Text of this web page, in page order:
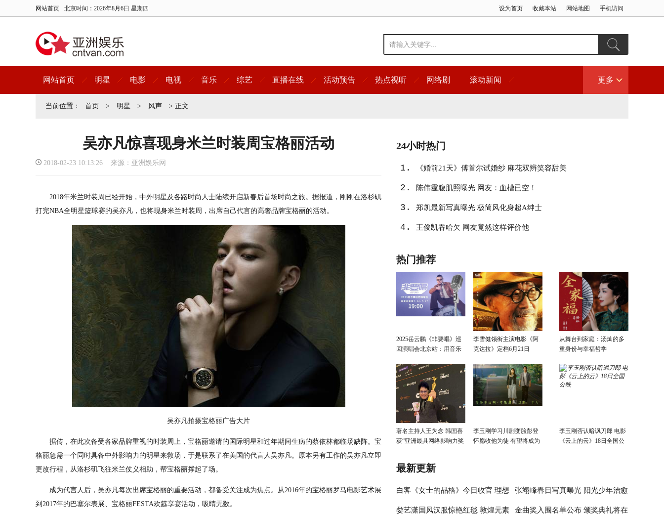
网站首页 北京时间： 2026年8月6日 星期四 设为首页 收藏本站 网站地图 手机访问
网站首页 明星 电影 电视 音乐 综艺 直播在线 活动预告 热点视听 网络剧 滚动新闻 更多
当前位置： 首页 > 明星 > 风声 > 正文
吴亦凡惊喜现身米兰时装周宝格丽活动
2018-02-23 10:13:26 来源：亚洲娱乐网
2018年米兰时装周已经开始，中外明星及各路时尚人士陆续开启新春后首场时尚之旅。据报道，刚刚在洛杉矶
打完NBA全明星篮球赛的吴亦凡，也将现身米兰时装周，出席自己代言的高奢品牌宝格丽的活动。
吴亦凡拍摄宝格丽广告大片
据传，在此次备受各家品牌重视的时装周上，宝格丽邀请的国际明星和过年期间生病的蔡依林都临场缺阵。宝
格丽急需一个同时具备中外影响力的明星来救场，于是联系了在美国的代言人吴亦凡。原本另有工作的吴亦凡立即
更改行程，从洛杉矶飞往米兰仗义相助，帮宝格丽撑起了场。
成为代言人后，吴亦凡每次出席宝格丽的重要活动，都备受关注成为焦点。从2016年的宝格丽罗马电影艺术展
到2017年的巴塞尔表展、宝格丽FESTA欢筵享宴活动，吸睛无数。
24小时热门
1. 《婚前21天》傅首尔试婚纱 麻花双辫笑容甜美
2. 陈伟霆腹肌照曝光 网友：血槽已空！
3. 郑凯最新写真曝光 极简风化身超A绅士
4. 王俊凯吞哈欠 网友竟然这样评价他
热门推荐
2025岳云鹏《非要唱》巡
回演唱会北京站：用音乐
李雪健领衔主演电影《阿
克达拉》定档6月21日
从舞台到家庭：汤灿的多
重身份与幸福哲学
著名主持人王为念 韩国喜
获“亚洲最具网络影响力奖
李玉刚学习川剧变脸彭登
怀愿收他为徒 有望将成为
李玉刚否认暗讽刀郎 电影
《云上的云》18日全国公
最新更新
白客《女士的品格》今日收官 理想
伴侣程梁温暖治愈
张翊峰春日写真曝光 阳光少年治愈
感满满
娄艺潇国风汉服惊艳红毯 敦煌元素 金曲奖入围名单公布 颁奖典礼将在